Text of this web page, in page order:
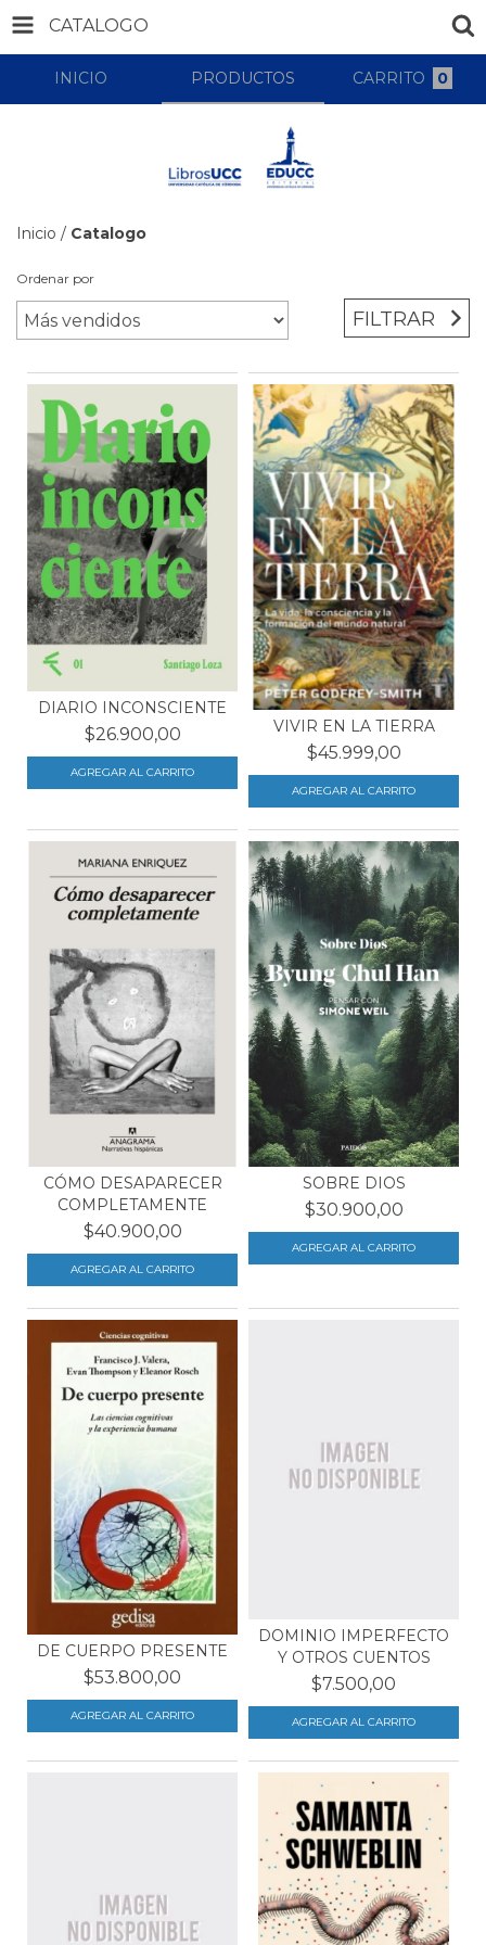
CATALOGO
INICIO PRODUCTOS CARRITO 0
Inicio / Catalogo
Ordenar por
FILTRAR
DIARIO INCONSCIENTE
$26.900,00 VIVIR EN LA TIERRA
$45.999,00
CÓMO DESAPARECER
COMPLETAMENTE
$40.900,00
SOBRE DIOS
$30.900,00
DE CUERPO PRESENTE
$53.800,00
DOMINIO IMPERFECTO
Y OTROS CUENTOS
$7.500,00